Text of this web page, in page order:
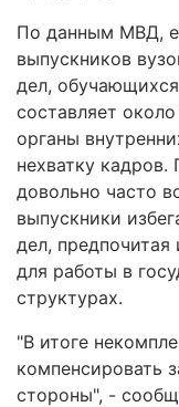
По данным МВД,
выпускников
дел,
составляет
органы
нехватку
довольно часто
выпускники
дел, предпочитая
для работы в
структурах.
"В итоге
компенсировать
стороны", -